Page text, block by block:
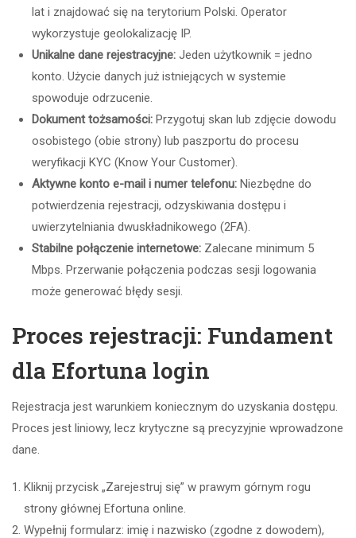
lat i znajdować się na terytorium Polski. Operator
wykorzystuje geolokalizację IP.
Unikalne dane rejestracyjne: Jeden użytkownik = jedno
konto. Użycie danych już istniejących w systemie
spowoduje odrzucenie.
Dokument tożsamości: Przygotuj skan lub zdjęcie dowodu
osobistego (obie strony) lub paszportu do procesu
weryfikacji KYC (Know Your Customer).
Aktywne konto e-mail i numer telefonu: Niezbędne do
potwierdzenia rejestracji, odzyskiwania dostępu i
uwierzytelniania dwuskładnikowego (2FA).
Stabilne połączenie internetowe: Zalecane minimum 5
Mbps. Przerwanie połączenia podczas sesji logowania
może generować błędy sesji.
Proces rejestracji: Fundament
dla Efortuna login
Rejestracja jest warunkiem koniecznym do uzyskania dostępu.
Proces jest liniowy, lecz krytyczne są precyzyjnie wprowadzone
dane.
Kliknij przycisk „Zarejestruj się” w prawym górnym rogu
strony głównej Efortuna online.
Wypełnij formularz: imię i nazwisko (zgodne z dowodem),